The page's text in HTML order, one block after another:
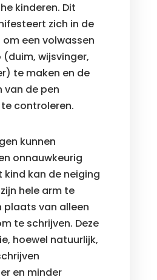
kinderen. Dit
zich in de
een volwassen
wijsvinger,
te maken en de
van de pen
controleren.
kunnen
onnauwkeurig
kind kan de neiging
hele arm te
plaats van alleen
te schrijven. Deze
hoewel natuurlijk,
en minder